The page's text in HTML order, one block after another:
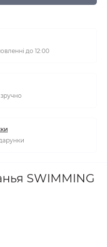
до 12:00
SWIMMING